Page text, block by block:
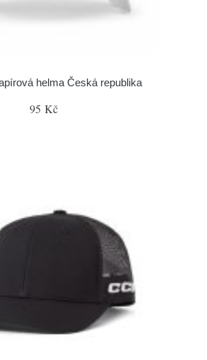
helma Česká republika
95 Kč